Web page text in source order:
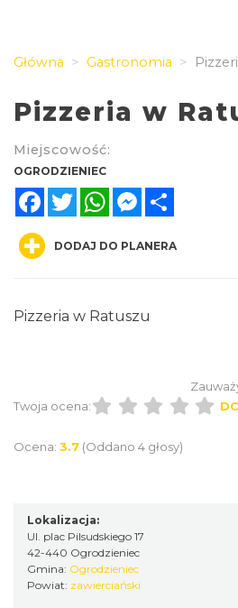
Główna Gastronomia
Pizzeria w
Miejscowość:
OGRODZIENIEC
FacebookTwitterWhatsAppMessenger
DODAJ DO PLANERA
Pizzeria w Ratuszu
Twoja ocena:
Ocena: 3.7 (Oddano 4 głosy)
Lokalizacja:
Ul. plac Pilsudskiego 17
42-440 Ogrodzieniec
Gmina: Ogrodzieniec
Powiat: zawierciański